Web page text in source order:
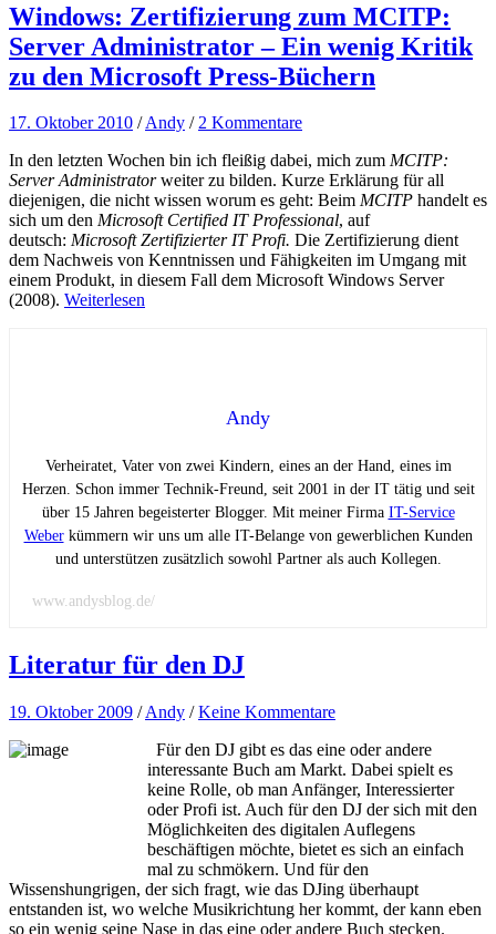
Windows: Zertifizierung zum MCITP:
Server Administrator – Ein wenig Kritik
zu den Microsoft Press-Büchern
17. Oktober 2010 /Andy /2 Kommentare
In den letzten Wochen bin ich fleißig dabei, mich zum MCITP:
Server Administratorweiter zu bilden. Kurze Erklärung für all
diejenigen, die nicht wissen worum es geht: Beim MCITP handelt es
sich um den Microsoft Certified IT Professional, auf
deutsch: Microsoft Zertifizierter IT Profi. Die Zertifizierung dient
dem Nachweis von Kenntnissen und Fähigkeiten im Umgang mit
einem Produkt, in diesem Fall dem Microsoft Windows Server
(2008). Weiterlesen
Andy
Verheiratet, Vater von zwei Kindern, eines an der Hand, eines im
Herzen. Schon immer Technik-Freund, seit 2001 in der IT tätig und seit
über 15 Jahren begeisterter Blogger. Mit meiner Firma IT-Service
Weberkümmern wir uns um alle IT-Belange von gewerblichen Kunden
und unterstützen zusätzlich sowohl Partner als auch Kollegen.
www.andysblog.de/
Literatur für den DJ
19. Oktober 2009 /Andy /Keine Kommentare
Für den DJ gibt es das eine oder andere
interessante Buch am Markt. Dabei spielt es
keine Rolle, ob man Anfänger, Interessierter
oder Profi ist. Auch für den DJ der sich mit den
Möglichkeiten des digitalen Auflegens
beschäftigen möchte, bietet es sich an einfach
mal zu schmökern. Und für den
Wissenshungrigen, der sich fragt, wie das DJing überhaupt
entstanden ist, wo welche Musikrichtung her kommt, der kann eben
so ein wenig seine Nase in das eine oder andere Buch stecken.